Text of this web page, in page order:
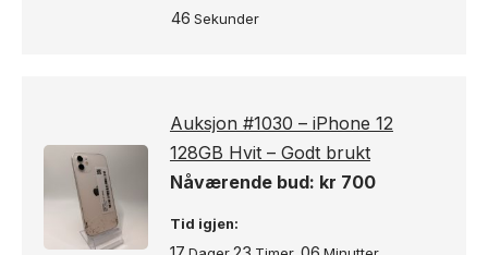
46 Sekunder
Auksjon #1030 – iPhone 12
128GB Hvit – Godt brukt
Nåværende bud: kr 700
Tid igjen: